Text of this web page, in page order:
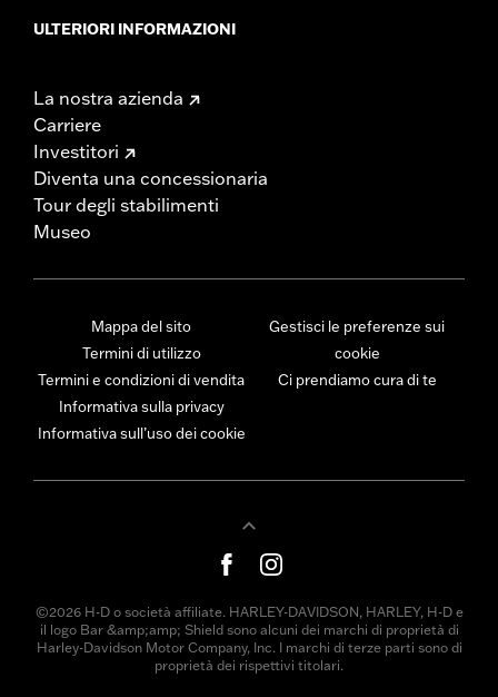
ULTERIORI INFORMAZIONI
La nostra azienda
Carriere
Investitori
Diventa una concessionaria
Tour degli stabilimenti
Museo
Mappa del sito
Termini di utilizzo
Termini e condizioni di vendita
Informativa sulla privacy
Informativa sull’uso dei cookie
Gestisci le preferenze sui
cookie
Ci prendiamo cura di te
©2026 H-D o società affiliate. HARLEY-DAVIDSON, HARLEY, H-D e
il logo Bar &amp;amp; Shield sono alcuni dei marchi di proprietà di
Harley-Davidson Motor Company, Inc. I marchi di terze parti sono di
proprietà dei rispettivi titolari.